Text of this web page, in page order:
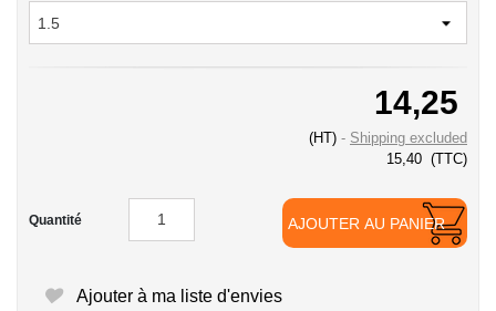
14,25
(HT)
Shipping excluded
15,40 (TTC)
Quantité AJOUTER AU PANIER
Ajouter à ma liste d'envies